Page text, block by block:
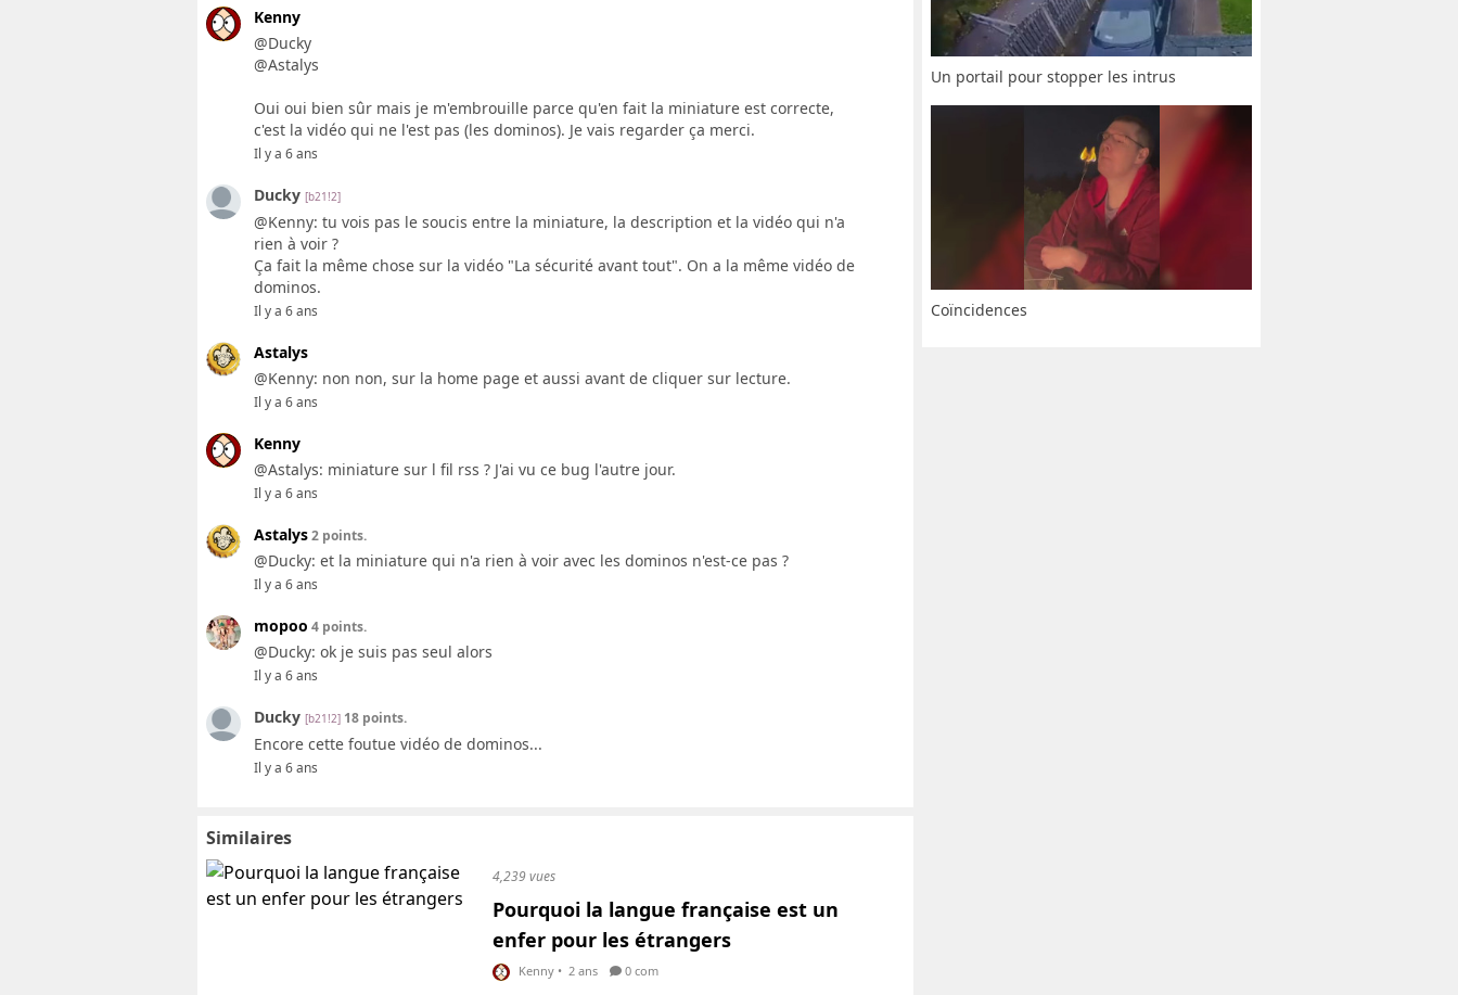
Kenny
@Ducky
@Astalys
Oui oui bien sûr mais je m'embrouille parce qu'en fait la miniature est correcte,
c'est la vidéo qui ne l'est pas (les dominos). Je vais regarder ça merci.
Il y a 6 ans
Ducky [b21!2]
@Kenny: tu vois pas le soucis entre la miniature, la description et la vidéo qui n'a
rien à voir ?
Ça fait la même chose sur la vidéo "La sécurité avant tout". On a la même vidéo de
dominos.
Il y a 6 ans
Astalys
@Kenny: non non, sur la home page et aussi avant de cliquer sur lecture.
Il y a 6 ans
Kenny
@Astalys: miniature sur l fil rss ? J'ai vu ce bug l'autre jour.
Il y a 6 ans
Astalys2 points.
@Ducky: et la miniature qui n'a rien à voir avec les dominos n'est-ce pas ?
Il y a 6 ans
mopoo 4 points.
@Ducky: ok je suis pas seul alors
Il y a 6 ans
Ducky [b21!2] 18 points.
Encore cette foutue vidéo de dominos...
Il y a 6 ans
Similaires
4,239 vues
Pourquoi la langue française est un
enfer pour les étrangers
Kenny • 2 ans 0 com
Un portail pour stopper les intrus
Coïncidences